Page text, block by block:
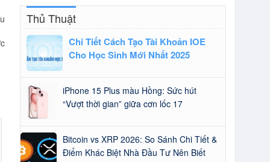
Thủ Thuật
Chi Tiết Cách Tạo Tài Khoản IOE
Cho Học Sinh Mới Nhất 2025
iPhone 15 Plus màu Hồng: Sức hút
“Vượt thời gian” giữa cơn lốc 17
Bitcoin vs XRP 2026: So Sánh Chi Tiết &
Điểm Khác Biệt Nhà Đầu Tư Nên Biết